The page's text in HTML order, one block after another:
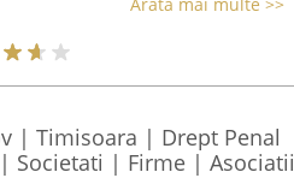
| Timisoara | Drept Penal
Societati | Firme | Asociatii